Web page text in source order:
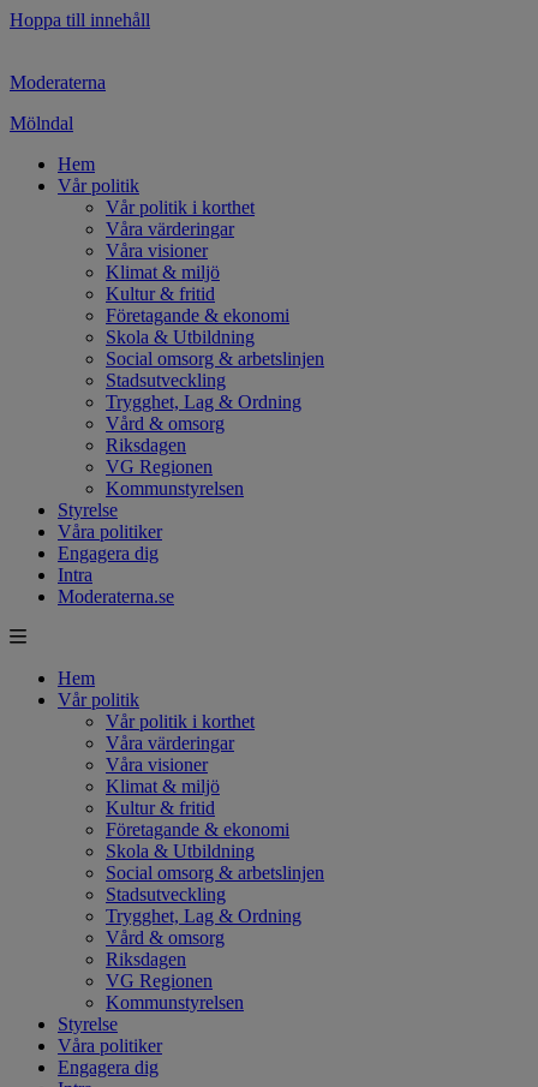
Hoppa till innehåll
Moderaterna
Mölndal
Hem
Vår politik
Vår politik i korthet
Våra värderingar
Våra visioner
Klimat & miljö
Kultur & fritid
Företagande & ekonomi
Skola & Utbildning
Social omsorg & arbetslinjen
Stadsutveckling
Trygghet, Lag & Ordning
Vård & omsorg
Riksdagen
VG Regionen
Kommunstyrelsen
Styrelse
Våra politiker
Engagera dig
Intra
Moderaterna.se
Hem
Vår politik
Vår politik i korthet
Våra värderingar
Våra visioner
Klimat & miljö
Kultur & fritid
Företagande & ekonomi
Skola & Utbildning
Social omsorg & arbetslinjen
Stadsutveckling
Trygghet, Lag & Ordning
Vård & omsorg
Riksdagen
VG Regionen
Kommunstyrelsen
Styrelse
Våra politiker
Engagera dig